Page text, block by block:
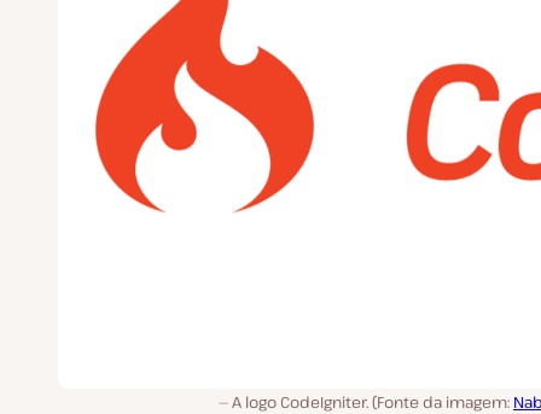
e
A logo CodeIgniter. (Fonte da imagem: